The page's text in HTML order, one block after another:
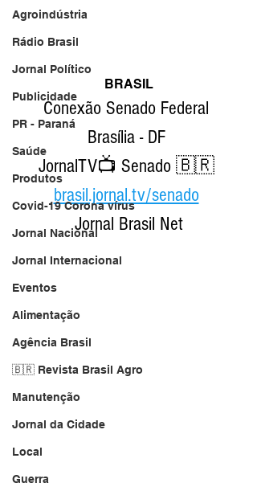
Agroindústria
Rádio Brasil
Jornal Político
Publicidade
PR - Paraná
Saúde
Produtos
Covid-19 Corona vírus
Jornal Nacional
Jornal Internacional
Eventos
Alimentação
Agência Brasil
🇧🇷 Revista Brasil Agro
Manutenção
Jornal da Cidade
Local
Guerra
BRASIL
Conexão Senado Federal
Brasília - DF
JornalTV📺 Senado 🇧🇷
brasil.jornal.tv/senado
Jornal Brasil Net